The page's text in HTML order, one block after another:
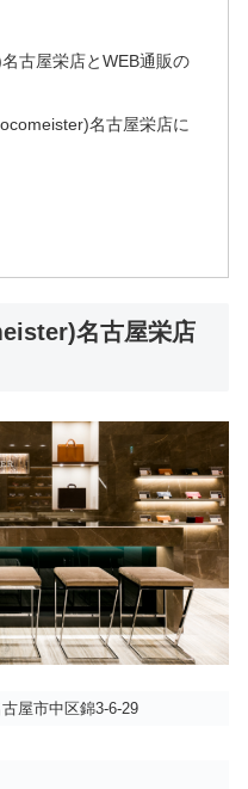
古屋栄店とWEB通販の
名古屋栄店に
名古屋栄店
屋市中区錦3-6-29